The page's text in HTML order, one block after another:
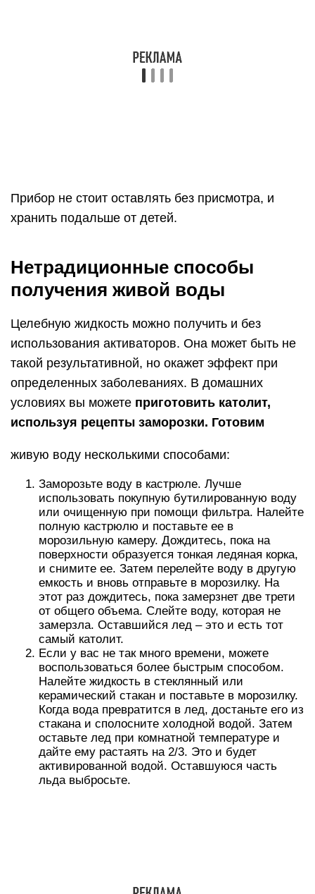
получения живой воды
используя рецепты заморозки. Готовим
Заморозьте воду в кастрюле. Лучше
использовать покупную бутилированную воду
или очищенную при помощи фильтра. Налейте
полную кастрюлю и поставьте ее в
морозильную камеру. Дождитесь, пока на
поверхности образуется тонкая ледяная корка,
и снимите ее. Затем перелейте воду в другую
емкость и вновь отправьте в морозилку. На
этот раз дождитесь, пока замерзнет две трети
от общего объема. Слейте воду, которая не
замерзла. Оставшийся лед – это и есть тот
Если у вас не так много времени, можете
Налейте жидкость в стеклянный или
Когда вода превратится в лед, достаньте его из
стакана и сполосните холодной водой. Затем
оставьте лед при комнатной температуре и
дайте ему растаять на 2/3. Это и будет
активированной водой. Оставшуюся часть
льда выбросьте.
При заморозке первыми застывают вредные для
человека примеси. После проведения таких
процедур жидкость получает целебные свойства.
Характеристики живой и
мёртвой воды
«Мёртвая» вода — обладает кислотной средой и
pH неё от 2,5 до 5,5 ед. Используется для
профилактики и лечения различных простудных
заболеваний, таких как грипп, ОРВИ, ангина.
кровоточивость дёсен, удаление зубных камней.